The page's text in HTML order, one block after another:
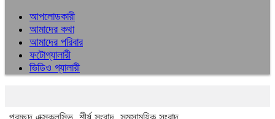
আপলোডকারী
আমাদের কথা
আমাদের পরিবার
ফটোগ্যালারী
ভিডিও গ্যালারী